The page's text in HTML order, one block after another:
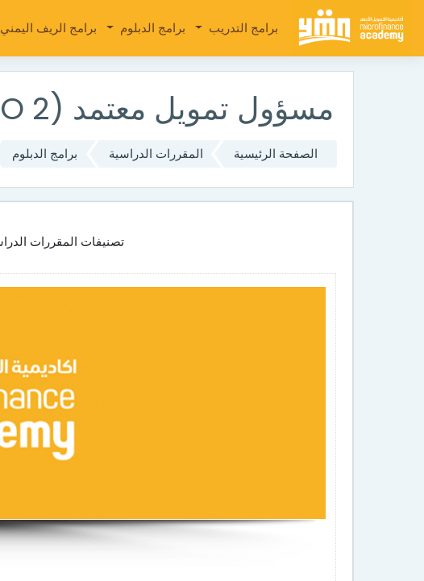
برامج التدريب برامج الدبلوم برامج الريف اليمني
تجاوز إلى المحتوى الرئيسي
مسؤول تمويل معتمد (CMFO 1 & CMFO 2)
الصفحة الرئيسية المقررات الدراسية برامج الدبلوم
تصنيفات المقررات